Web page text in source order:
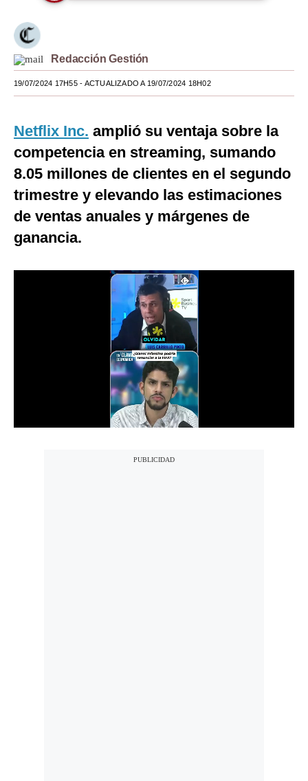
Estilos
Mundo
EEUU
España
Internacional
Club del Suscriptor
Redacción Gestión
19/07/2024 17H55- ACTUALIZADO A 19/07/2024 18H02
Netflix Inc. amplió su ventaja sobre la
competencia en streaming, sumando
8.05 millones de clientes en el segundo
trimestre y elevando las estimaciones
de ventas anuales y márgenes de
ganancia.